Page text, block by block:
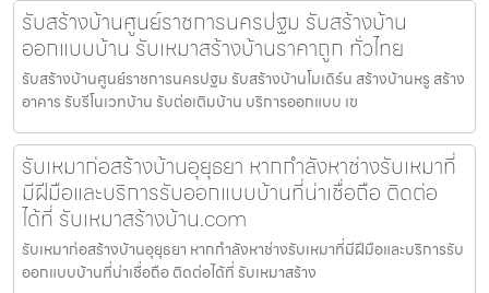
รับสร้างบ้านศูนย์ราชการนครปฐม รับสร้างบ้าน
ออกแบบบ้าน รับเหมาสร้างบ้านราคาถูก ทั่วไทย
รับสร้างบ้านศูนย์ราชการนครปฐม รับสร้างบ้านโมเดิร์น สร้างบ้านหรู สร้าง
อาคาร รับรีโนเวทบ้าน รับต่อเติมบ้าน บริการออกแบบ เข
รับเหมาก่อสร้างบ้านอุยุธยา หากกำลังหาช่างรับเหมาที่
มีฝีมือและบริการรับออกแบบบ้านที่น่าเชื่อถือ ติดต่อ
ได้ที่ รับเหมาสร้างบ้าน.com
รับเหมาก่อสร้างบ้านอุยุธยา หากกำลังหาช่างรับเหมาที่มีฝีมือและบริการรับ
ออกแบบบ้านที่น่าเชื่อถือ ติดต่อได้ที่ รับเหมาสร้าง